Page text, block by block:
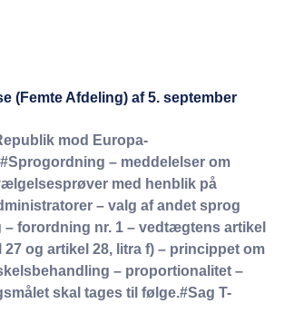
(Femte Afdeling) af 5. september
mod Europa-
– meddelelser om
med henblik på
– valg af andet sprog
– forordning nr. 1 – vedtægtens artikel
27 og artikel 28, litra f) – princippet om
– proportionalitet –
skal tages til følge.#Sag T-